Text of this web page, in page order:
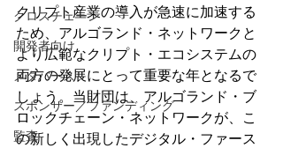
クロスチェーン
開発者向け
メタバース
スポンサー／ファンディング
監査
クリプト産業の導入が急速に加速する
ため、アルゴランド・ネットワークと
より広範なクリプト・エコシステムの
両方の発展にとって重要な年となるで
しょう。当財団は、アルゴランド・ブ
ロックチェーン・ネットワークが、こ
の新しく出現したデジタル・ファース